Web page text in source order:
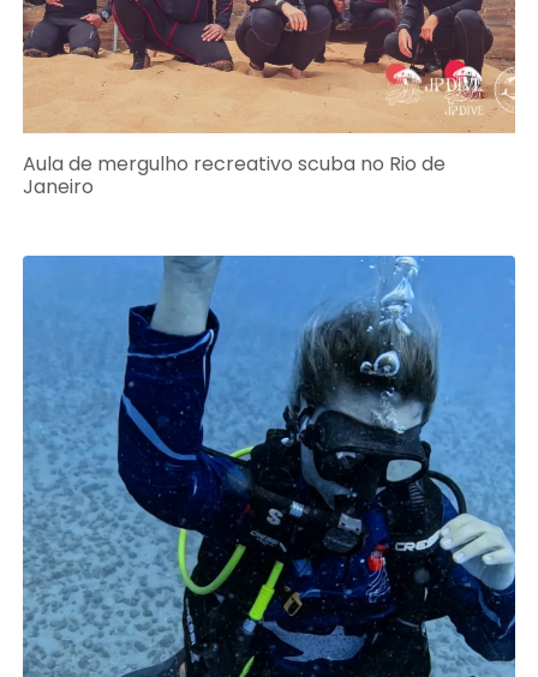
Aula de mergulho recreativo scuba no Rio de
Janeiro